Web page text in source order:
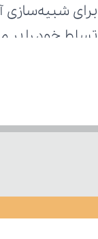
تسلط خود را